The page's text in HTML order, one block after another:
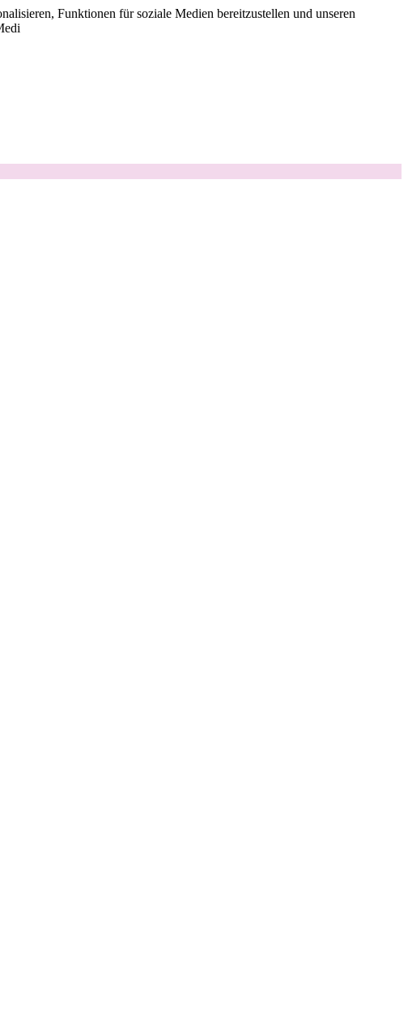
Funktionen für soziale Medien bereitzustellen und unseren